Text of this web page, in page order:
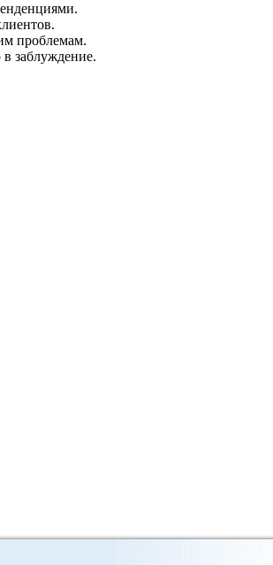
проблемам.
заблуждение.